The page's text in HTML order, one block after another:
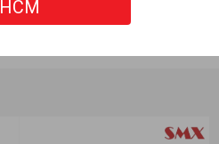
HCM